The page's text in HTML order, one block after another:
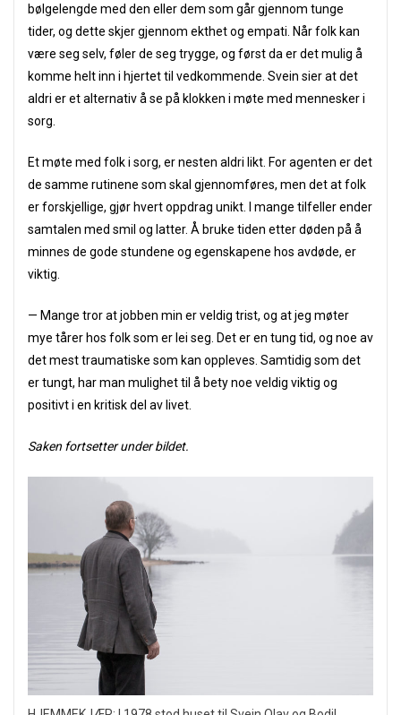
bølgelengde med den eller dem som går gjennom tunge
tider, og dette skjer gjennom ekthet og empati. Når folk kan
være seg selv, føler de seg trygge, og først da er det mulig å
komme helt inn i hjertet til vedkommende. Svein sier at det
aldri er et alternativ å se på klokken i møte med mennesker i
sorg.
Et møte med folk i sorg, er nesten aldri likt. For agenten er det
de samme rutinene som skal gjennomføres, men det at folk
er forskjellige, gjør hvert oppdrag unikt. I mange tilfeller ender
samtalen med smil og latter. Å bruke tiden etter døden på å
minnes de gode stundene og egenskapene hos avdøde, er
viktig.
— Mange tror at jobben min er veldig trist, og at jeg møter
mye tårer hos folk som er lei seg. Det er en tung tid, og noe av
det mest traumatiske som kan oppleves. Samtidig som det
er tungt, har man mulighet til å bety noe veldig viktig og
positivt i en kritisk del av livet.
Saken fortsetter under bildet.